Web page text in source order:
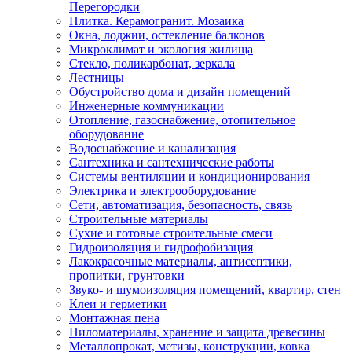
Перегородки
Плитка. Керамогранит. Мозаика
Окна, лоджии, остекление балконов
Микроклимат и экология жилища
Стекло, поликарбонат, зеркала
Лестницы
Обустройство дома и дизайн помещений
Инженерные коммуникации
Отопление, газоснабжение, отопительное
оборудование
Водоснабжение и канализация
Сантехника и сантехнические работы
Системы вентиляции и кондиционирования
Электрика и электрооборудование
Сети, автоматизация, безопасность, связь
Строительные материалы
Сухие и готовые строительные смеси
Гидроизоляция и гидрофобизация
Лакокрасочные материалы, антисептики,
пропитки, грунтовки
Звуко- и шумоизоляция помещений, квартир, стен
Клеи и герметики
Монтажная пена
Пиломатериалы, хранение и защита древесины
Металлопрокат, метизы, конструкции, ковка